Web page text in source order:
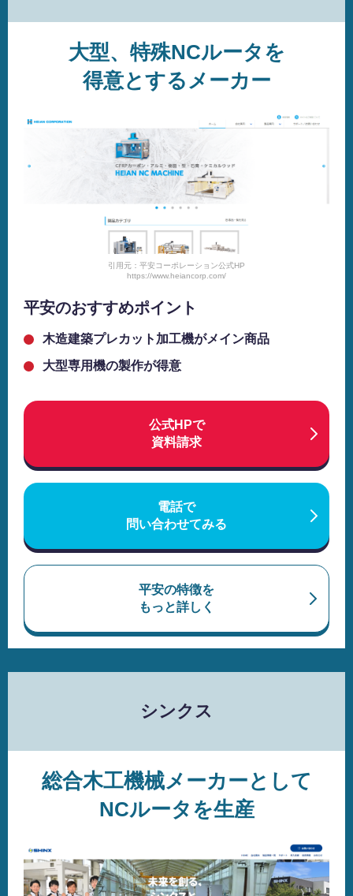
大型、特殊NCルータを
得意とするメーカー
引用元：平安コーポレーション公式HP
https://www.heiancorp.com/
平安のおすすめポイント
木造建築プレカット加工機がメイン商品
大型専用機の製作が得意
公式HPで
資料請求
電話で
問い合わせてみる
平安の特徴を
もっと詳しく
シンクス
総合木工機械メーカーとして
NCルータを生産